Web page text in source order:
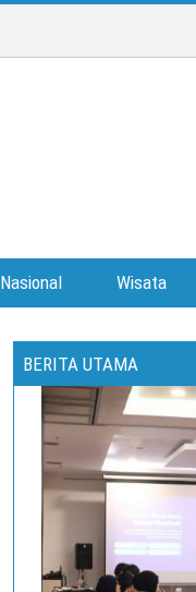
Nasional Wisata
BERITA UTAMA